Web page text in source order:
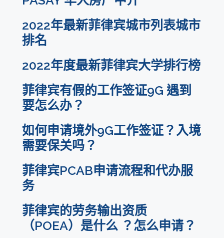
2022年最新菲律宾城市列表城市
排名
2022年度最新菲律宾大学排行榜
菲律宾有假的工作签证9G 遇到
要怎么办？
如何申请境外9G工作签证？入境
需要保关吗？
菲律宾PCAB申请流程和代办服
务
菲律宾的劳务输出资质
（POEA）是什么 ？怎么申请？